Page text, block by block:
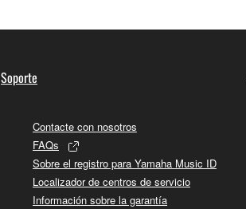
Soporte
Contacte con nosotros
FAQs
Sobre el registro para Yamaha Music ID
Localizador de centros de servicio
Información sobre la garantía